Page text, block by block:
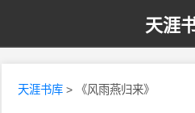
天涯
天涯书库 > 《风雨燕归来》